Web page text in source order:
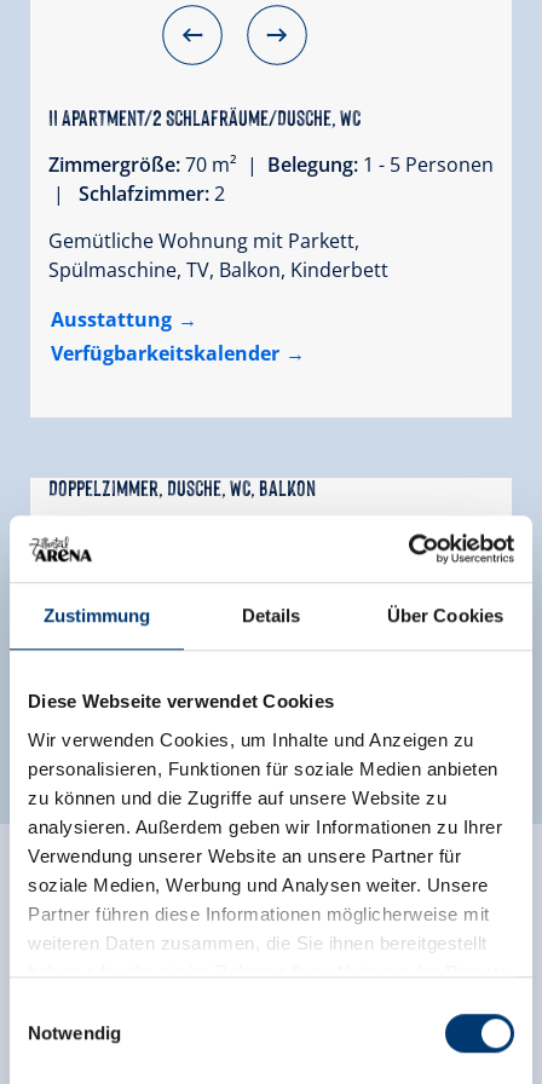
Zustimmung Details Über Cookies
Diese Webseite verwendet Cookies
Wir verwenden Cookies, um Inhalte und Anzeigen zu
personalisieren, Funktionen für soziale Medien anbieten
zu können und die Zugriffe auf unsere Website zu
analysieren. Außerdem geben wir Informationen zu Ihrer
Verwendung unserer Website an unsere Partner für
soziale Medien, Werbung und Analysen weiter. Unsere
Partner führen diese Informationen möglicherweise mit
weiteren Daten zusammen, die Sie ihnen bereitgestellt
haben oder die sie im Rahmen Ihrer Nutzung der Dienste
Notwendig
II Apartment/2 Schlafräume/Dusche, WC
Zimmergröße:70 m² | Belegung: 1 - 5 Personen
|
Schlafzimmer:2
Gemütliche Wohnung mit Parkett,
Spülmaschine, TV, Balkon, Kinderbett
Ausstattung
Verfügbarkeitskalender
Doppelzimmer, Dusche, WC, Balkon
Belegung: Schlafzimmer:1
Verfügbarkeitskalender
Weitere Zimmer und Appartements